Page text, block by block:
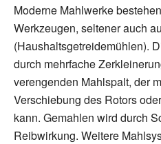
Moderne Mahlwerke
Werkzeugen, seltener auch
(Haushaltsgetreidemühlen).
durch mehrfache
verengenden Mahlspalt, der
Verschiebung des Rotors
kann. Gemahlen wird durch
Reibwirkung. Weitere